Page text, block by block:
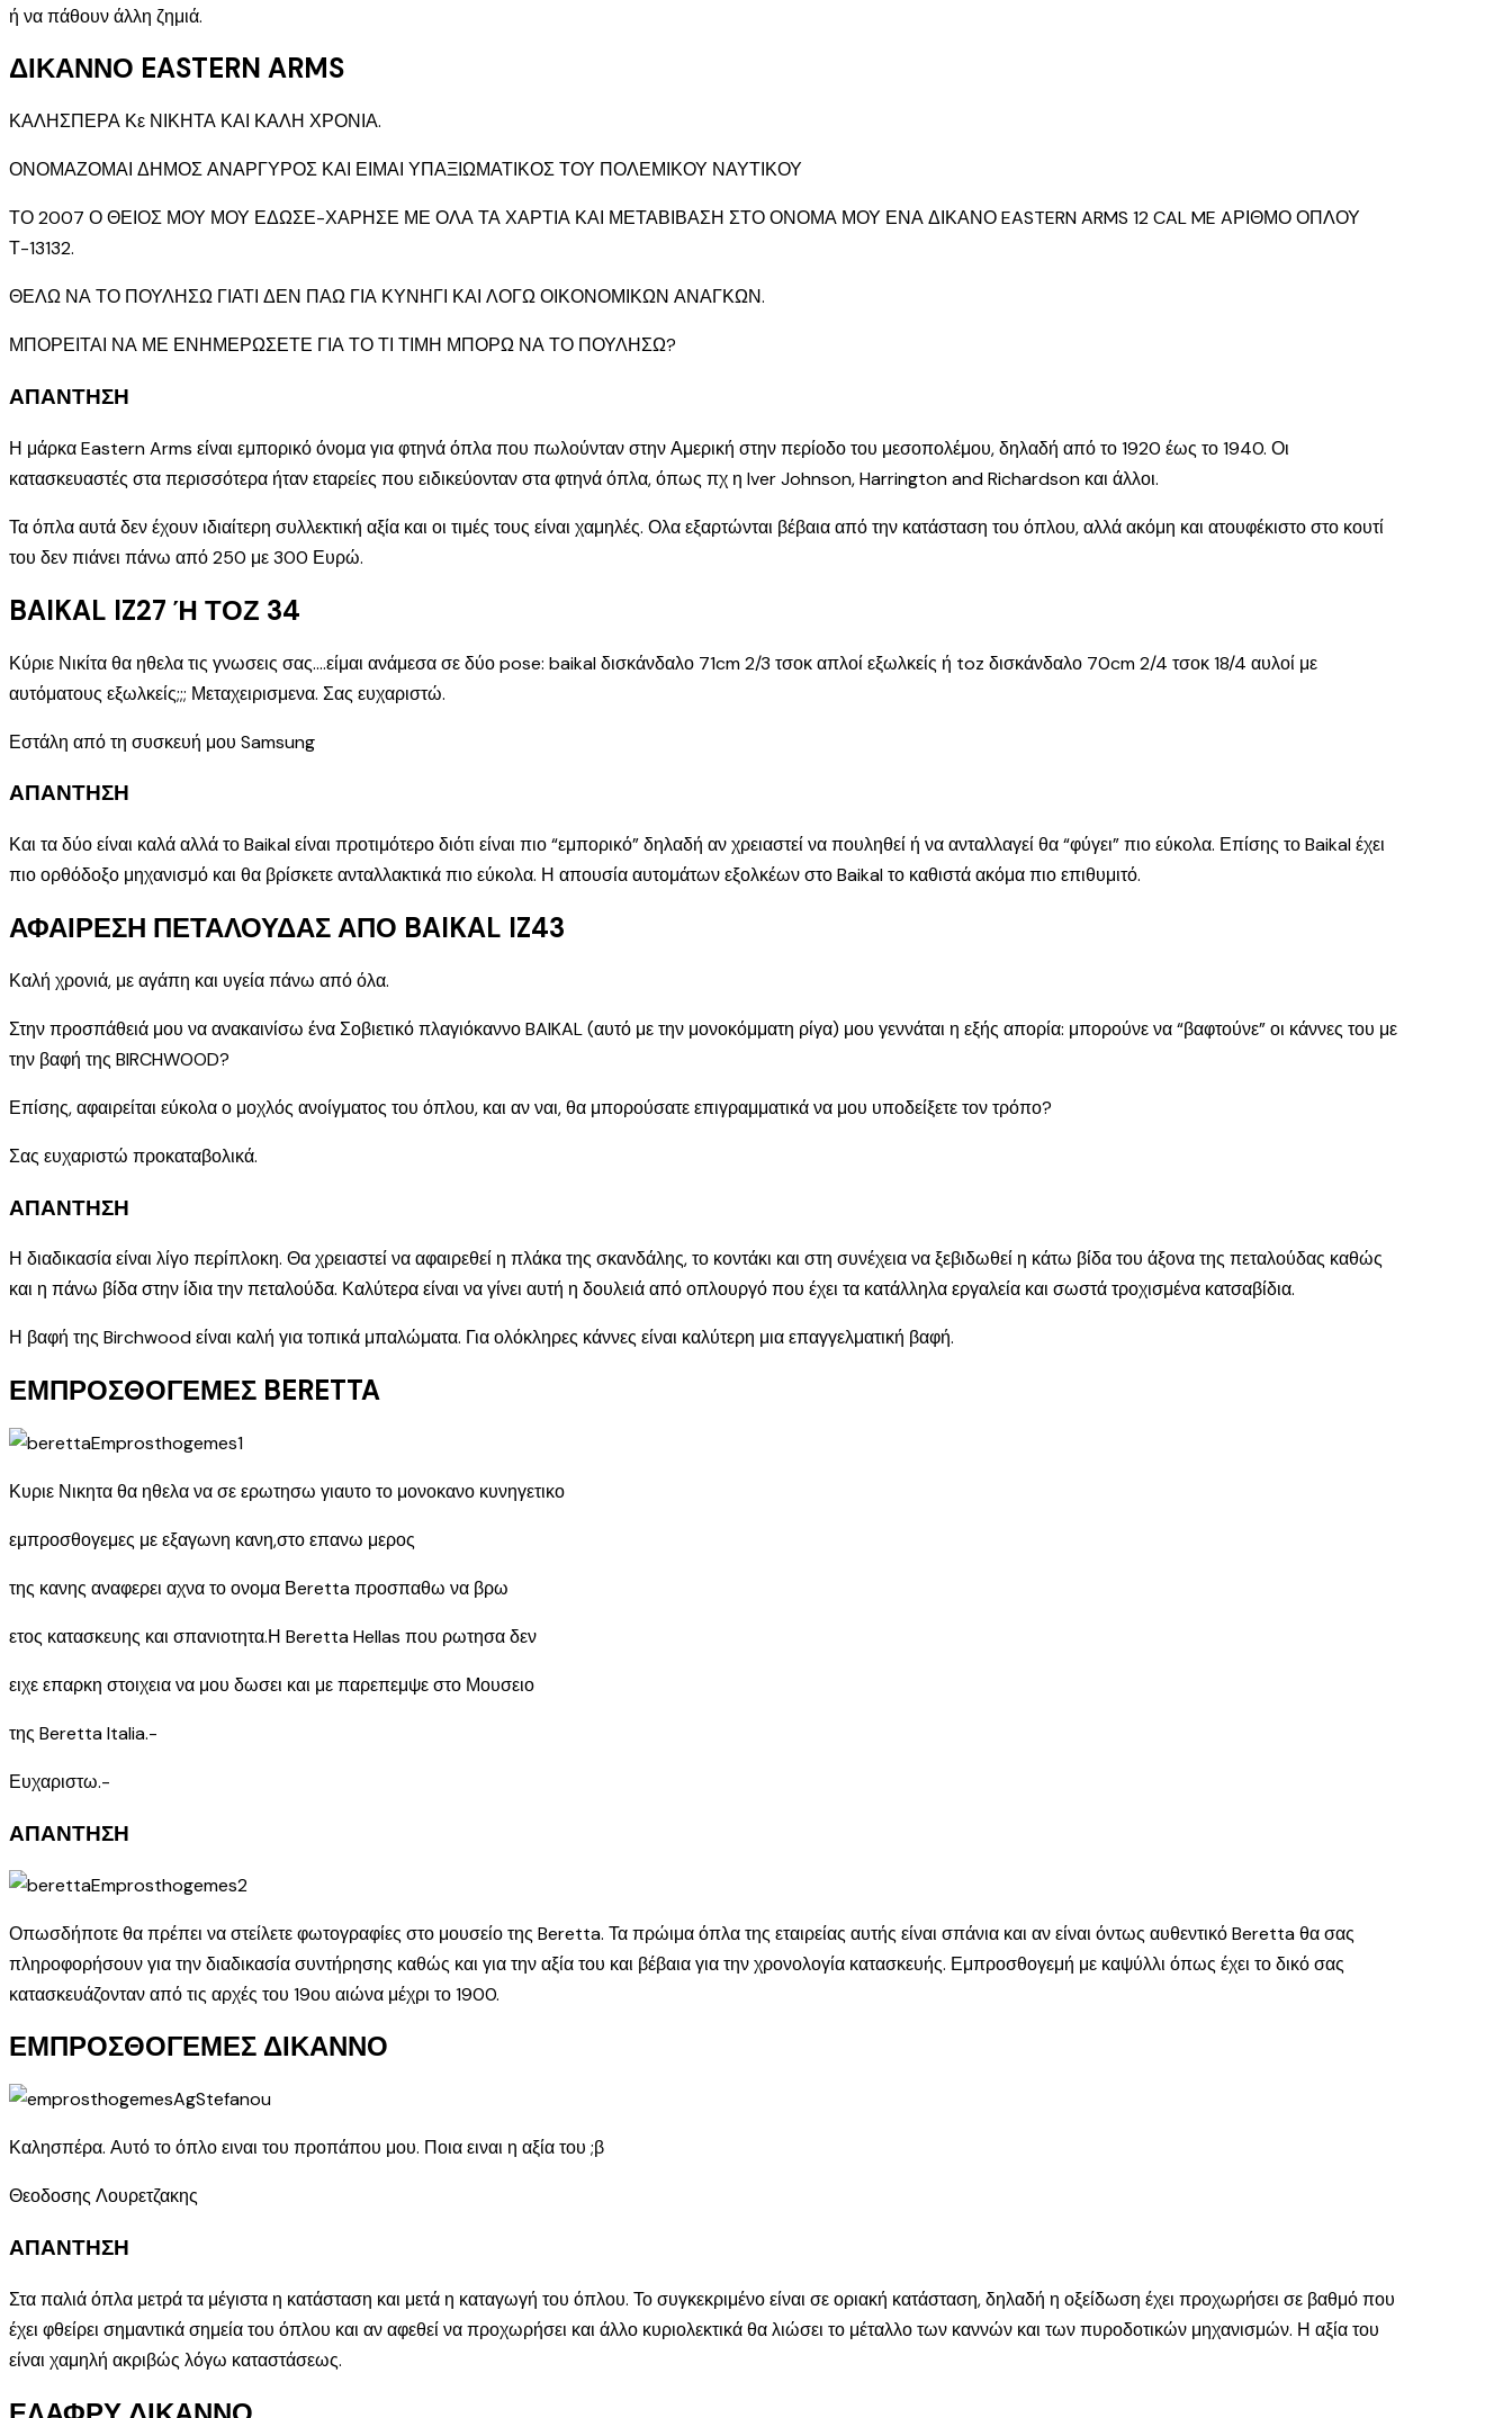
ή να πάθουν άλλη ζημιά.
ΔΙΚΑΝΝΟ EASTERN ARMS
ΚΑΛΗΣΠΕΡΑ Κε ΝΙΚΗΤΑ ΚΑΙ ΚΑΛΗ ΧΡΟΝΙΑ.
ΟΝΟΜΑΖΟΜΑΙ ΔΗΜΟΣ ΑΝΑΡΓΥΡΟΣ ΚΑΙ ΕΙΜΑΙ ΥΠΑΞΙΩΜΑΤΙΚΟΣ ΤΟΥ ΠΟΛΕΜΙΚΟΥ ΝΑΥΤΙΚΟΥ
ΤΟ 2007 Ο ΘΕΙΟΣ ΜΟΥ ΜΟΥ ΕΔΩΣΕ-ΧΑΡΗΣΕ ΜΕ ΟΛΑ ΤΑ ΧΑΡΤΙΑ ΚΑΙ ΜΕΤΑΒΙΒΑΣΗ ΣΤΟ ΟΝΟΜΑ ΜΟΥ ΕΝΑ ΔΙΚΑΝΟ EASTERN ARMS 12 CAL ME AΡΙΘΜΟ ΟΠΛΟΥ
Τ-13132.
ΘΕΛΩ ΝΑ ΤΟ ΠΟΥΛΗΣΩ ΓΙΑΤΙ ΔΕΝ ΠΑΩ ΓΙΑ ΚΥΝΗΓΙ ΚΑΙ ΛΟΓΩ ΟΙΚΟΝΟΜΙΚΩΝ ΑΝΑΓΚΩΝ.
ΜΠΟΡΕΙΤΑΙ ΝΑ ΜΕ ΕΝΗΜΕΡΩΣΕΤΕ ΓΙΑ ΤΟ ΤΙ ΤΙΜΗ ΜΠΟΡΩ ΝΑ ΤΟ ΠΟΥΛΗΣΩ?
ΑΠΑΝΤΗΣΗ
Η μάρκα Eastern Arms είναι εμπορικό όνομα για φτηνά όπλα που πωλούνταν στην Αμερική στην περίοδο του μεσοπολέμου, δηλαδή από το 1920 έως το 1940. Οι
κατασκευαστές στα περισσότερα ήταν εταρείες που ειδικεύονταν στα φτηνά όπλα, όπως πχ η Iver Johnson, Harrington and Richardson και άλλοι.
Τα όπλα αυτά δεν έχουν ιδιαίτερη συλλεκτική αξία και οι τιμές τους είναι χαμηλές. Ολα εξαρτώνται βέβαια από την κατάσταση του όπλου, αλλά ακόμη και ατουφέκιστο στο κουτί
του δεν πιάνει πάνω από 250 με 300 Ευρώ.
BAIKAL IZ27 Ή ΤΟΖ 34
Κύριε Νικίτα θα ηθελα τις γνωσεις σας….είμαι ανάμεσα σε δύο pose: baikal δισκάνδαλο 71cm 2/3 τσοκ απλοί εξωλκείς ή toz δισκάνδαλο 70cm 2/4 τσοκ 18/4 αυλοί με
αυτόματους εξωλκείς;;; Μεταχειρισμενα. Σας ευχαριστώ.
Εστάλη από τη συσκευή μου Samsung
ΑΠΑΝΤΗΣΗ
Και τα δύο είναι καλά αλλά το Baikal είναι προτιμότερο διότι είναι πιο “εμπορικό” δηλαδή αν χρειαστεί να πουληθεί ή να ανταλλαγεί θα “φύγει” πιο εύκολα. Επίσης το Baikal έχει
πιο ορθόδοξο μηχανισμό και θα βρίσκετε ανταλλακτικά πιο εύκολα. Η απουσία αυτομάτων εξολκέων στο Baikal το καθιστά ακόμα πιο επιθυμιτό.
ΑΦΑΙΡΕΣΗ ΠΕΤΑΛΟΥΔΑΣ ΑΠΟ BAIKAL IZ43
Καλή χρονιά, με αγάπη και υγεία πάνω από όλα.
Στην προσπάθειά μου να ανακαινίσω ένα Σοβιετικό πλαγιόκαννο BAIKAL (αυτό με την μονοκόμματη ρίγα) μου γεννάται η εξής απορία: μπορούνε να “βαφτούνε” οι κάννες του με
την βαφή της BIRCHWOOD?
Επίσης, αφαιρείται εύκολα ο μοχλός ανοίγματος του όπλου, και αν ναι, θα μπορούσατε επιγραμματικά να μου υποδείξετε τον τρόπο?
Σας ευχαριστώ προκαταβολικά.
ΑΠΑΝΤΗΣΗ
Η διαδικασία είναι λίγο περίπλοκη. Θα χρειαστεί να αφαιρεθεί η πλάκα της σκανδάλης, το κοντάκι και στη συνέχεια να ξεβιδωθεί η κάτω βίδα του άξονα της πεταλούδας καθώς
και η πάνω βίδα στην ίδια την πεταλούδα. Καλύτερα είναι να γίνει αυτή η δουλειά από οπλουργό που έχει τα κατάλληλα εργαλεία και σωστά τροχισμένα κατσαβίδια.
Η βαφή της Birchwood είναι καλή για τοπικά μπαλώματα. Για ολόκληρες κάννες είναι καλύτερη μια επαγγελματική βαφή.
ΕΜΠΡΟΣΘΟΓΕΜΕΣ BERETTA
Κυριε Νικητα θα ηθελα να σε ερωτησω γιαυτο το μονοκανο κυνηγετικο
εμπροσθογεμες με εξαγωνη κανη,στο επανω μερος
της κανης αναφερει αχνα το ονομα Βeretta προσπαθω να βρω
ετος κατασκευης και σπανιοτητα.Η Beretta Hellas που ρωτησα δεν
ειχε επαρκη στοιχεια να μου δωσει και με παρεπεμψε στο Μουσειο
της Beretta Italia.-
Ευχαριστω.-
ΑΠΑΝΤΗΣΗ
Οπωσδήποτε θα πρέπει να στείλετε φωτογραφίες στο μουσείο της Beretta. Τα πρώιμα όπλα της εταιρείας αυτής είναι σπάνια και αν είναι όντως αυθεντικό Beretta θα σας
πληροφορήσουν για την διαδικασία συντήρησης καθώς και για την αξία του και βέβαια για την χρονολογία κατασκευής. Εμπροσθογεμή με καψύλλι όπως έχει το δικό σας
κατασκευάζονταν από τις αρχές του 19ου αιώνα μέχρι το 1900.
ΕΜΠΡΟΣΘΟΓΕΜΕΣ ΔΙΚΑΝΝΟ
Καλησπέρα. Αυτό το όπλο ειναι του προπάπου μου. Ποια ειναι η αξία του ;β
Θεοδοσης Λουρετζακης
ΑΠΑΝΤΗΣΗ
Στα παλιά όπλα μετρά τα μέγιστα η κατάσταση και μετά η καταγωγή του όπλου. Το συγκεκριμένο είναι σε οριακή κατάσταση, δηλαδή η οξείδωση έχει προχωρήσει σε βαθμό που
έχει φθείρει σημαντικά σημεία του όπλου και αν αφεθεί να προχωρήσει και άλλο κυριολεκτικά θα λιώσει το μέταλλο των καννών και των πυροδοτικών μηχανισμών. Η αξία του
είναι χαμηλή ακριβώς λόγω καταστάσεως.